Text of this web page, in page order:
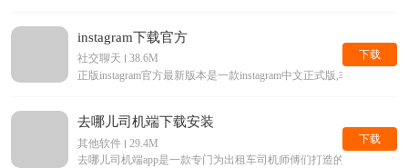
instagram下载官方
社交聊天
38.6M
正版instagram官方最新版本是一款instagram中文正式版,非常受欢
下载
去哪儿司机端下载安装
其他软件
29.4M
去哪儿司机端app是一款专门为出租车司机师傅们打造的手机平台
下载